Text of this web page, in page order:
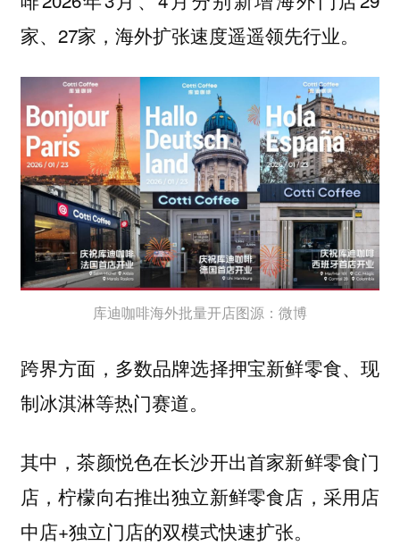
家、27家，海外扩张速度遥遥领先行业。
库迪咖啡海外批量开店图源：微博
跨界方面，多数品牌选择押宝新鲜零食、现
制冰淇淋等热门赛道。
其中，茶颜悦色在长沙开出首家新鲜零食门
店，柠檬向右推出独立新鲜零食店，采用店
中店+独立门店的双模式快速扩张。